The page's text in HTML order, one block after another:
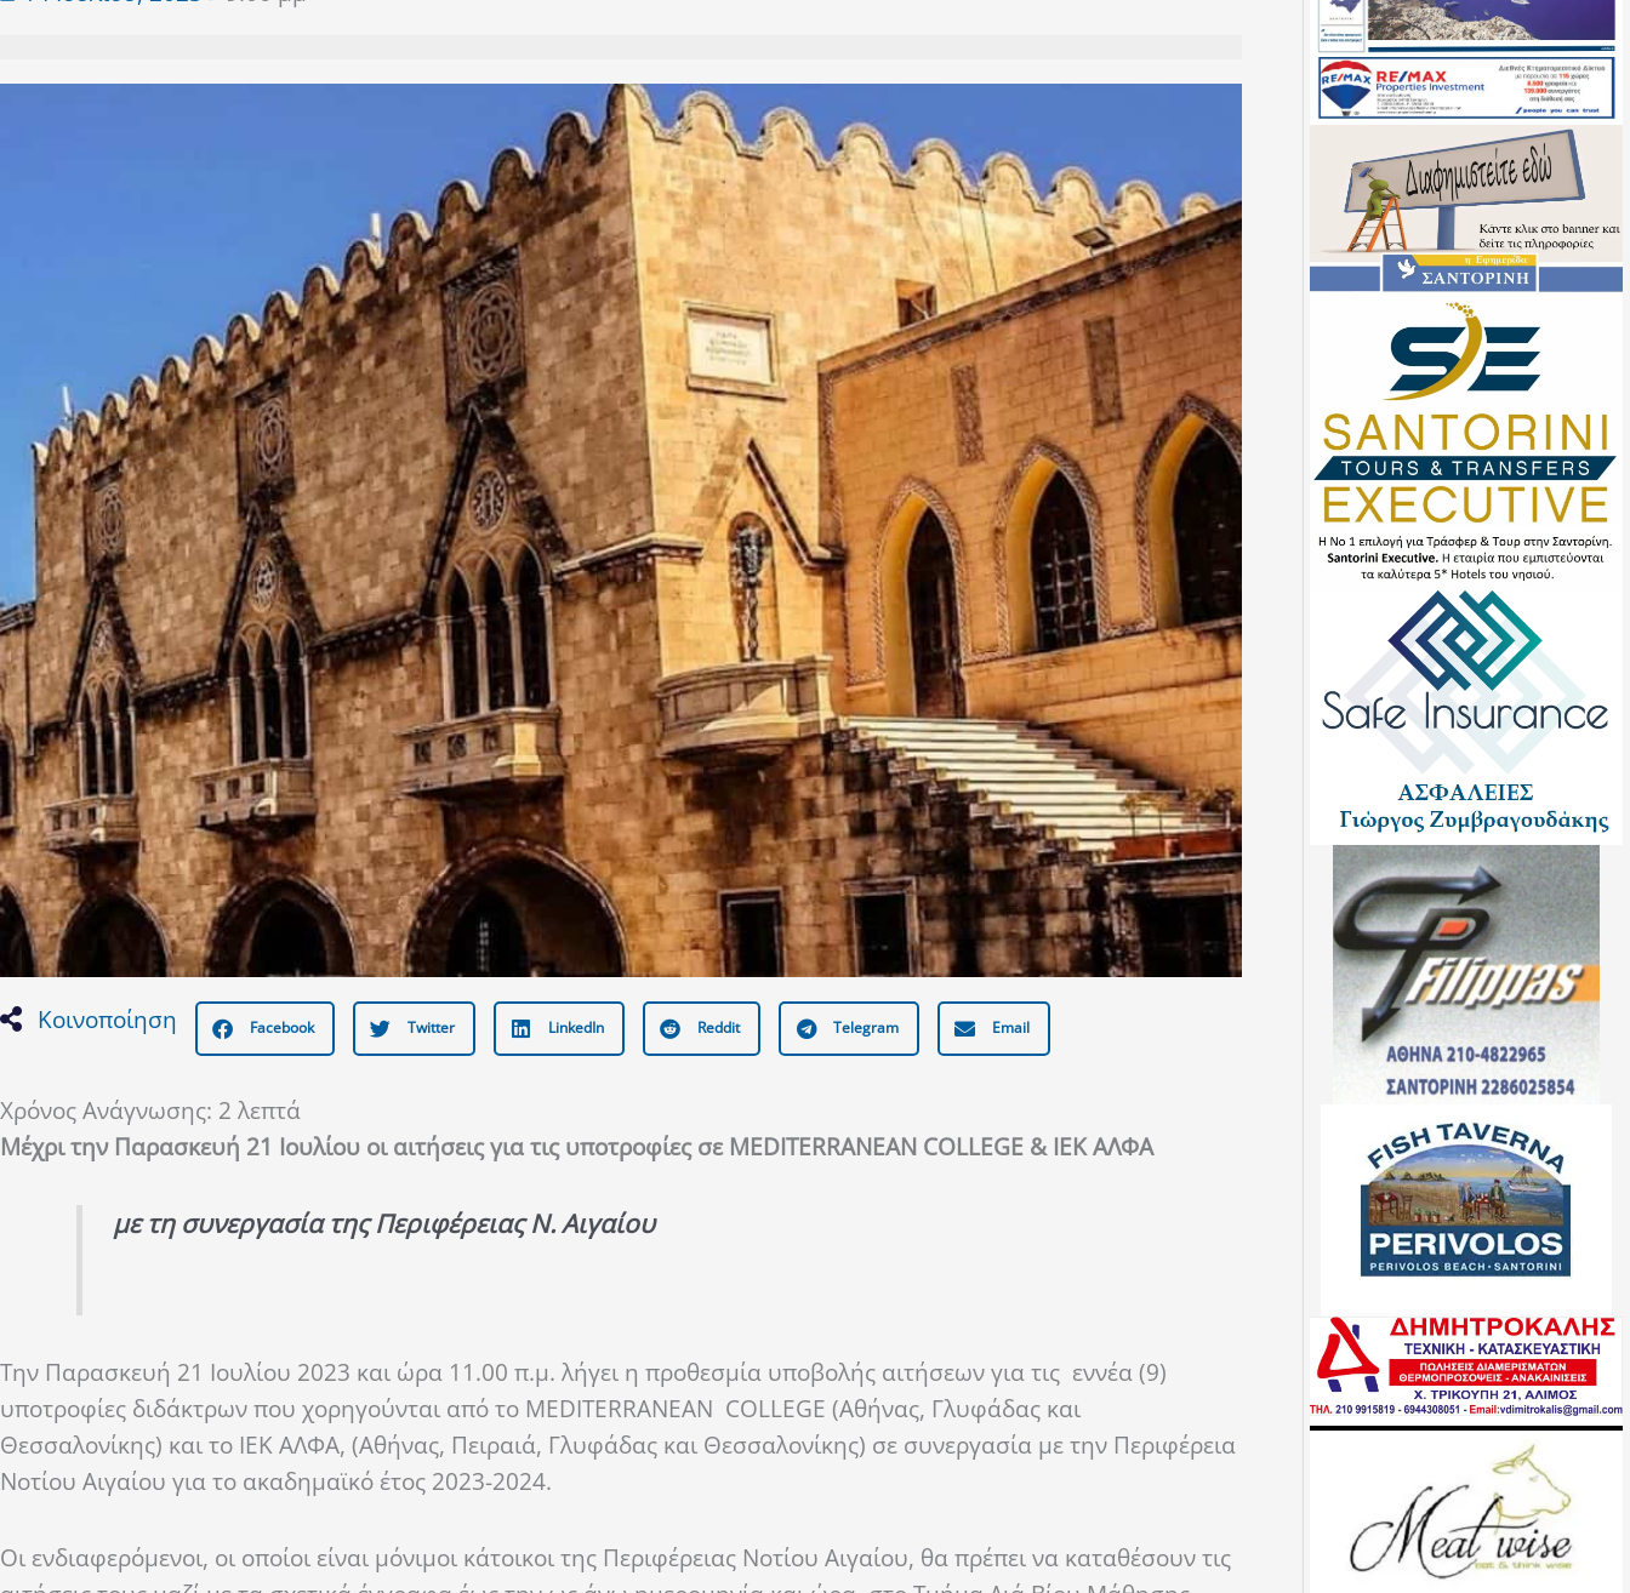
Κοινοποίηση Facebook Twitter LinkedIn Reddit Telegram Email
Χρόνος Ανάγνωσης: 2 λεπτά
Μέχρι την Παρασκευή 21 Ιουλίου οι αιτήσεις για τις υποτροφίεςσε MEDITERRANEAN COLLEGΕ & ΙΕΚ ΑΛΦΑ
με τη συνεργασία της Περιφέρειας Ν. Αιγαίου
Την Παρασκευή 21 Ιουλίου 2023 και ώρα 11.00 π.μ. λήγει η προθεσμία υποβολής αιτήσεων για τις εννέα (9)
υποτροφίες διδάκτρων που χορηγούνται από το MEDITERRANEAN COLLEGΕ (Aθήνας, Γλυφάδας και
Θεσσαλονίκης) και το ΙΕΚ ΑΛΦΑ, (Αθήνας, Πειραιά, Γλυφάδας και Θεσσαλονίκης) σε συνεργασία με την Περιφέρεια
Νοτίου Αιγαίου για το ακαδημαϊκό έτος 2023-2024.
Οι ενδιαφερόμενοι, οι οποίοι είναι μόνιμοι κάτοικοι της Περιφέρειας Νοτίου Αιγαίου, θα πρέπει να καταθέσουν τις